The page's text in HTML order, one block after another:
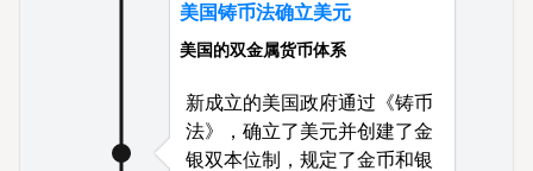
世界主要储备货币的地位。
美国铸币法确立美元
美国的双金属货币体系
新成立的美国政府通过《铸币
法》，确立了美元并创建了金
银双本位制，规定了金币和银